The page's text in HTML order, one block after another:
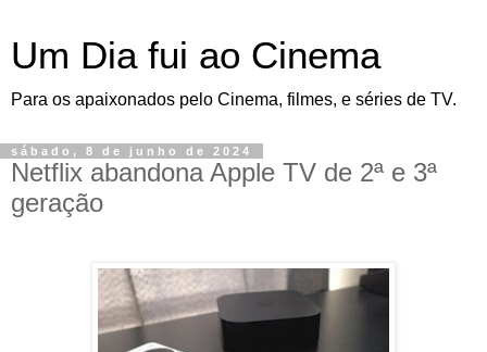
Um Dia fui ao Cinema
Para os apaixonados pelo Cinema, filmes, e séries de TV.
sábado, 8 de junho de 2024
Netflix abandona Apple TV de 2ª e 3ª
geração